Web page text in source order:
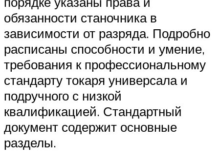
обязанности станочника в
зависимости от разряда. Подробно
расписаны способности и умение,
требования к профессиональному
стандарту токаря универсала и
подручного с низкой
квалификацией. Стандартный
документ содержит основные
разделы.